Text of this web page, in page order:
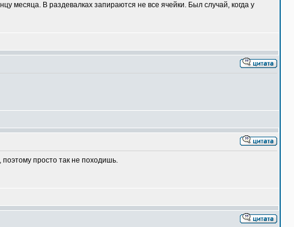
месяца. В раздевалках запираются не все ячейки. Был случай, когда у
просто так не походишь.